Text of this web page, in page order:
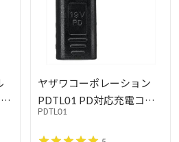
ヤザワコーポレーション
PDTL01 PD対応充電コネ
クタ 富士通 ブラック
PDTL01